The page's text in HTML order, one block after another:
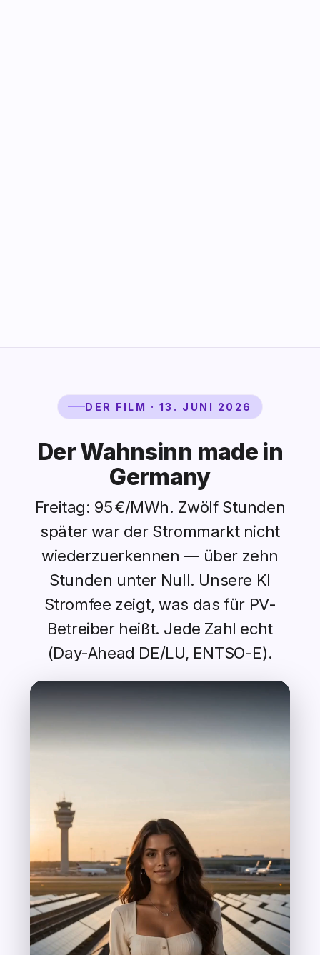
DER FILM · 13. JUNI 2026
Der Wahnsinn made in
Germany
Freitag: 95 €/MWh. Zwölf Stunden
später war der Strommarkt nicht
wiederzuerkennen — über zehn
Stunden unter Null. Unsere KI
Stromfee zeigt, was das für PV-
Betreiber heißt. Jede Zahl echt
(Day-Ahead DE/LU, ENTSO-E).